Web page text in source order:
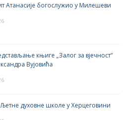
Атанасије богослужио у Милешеви
књиге „Залог за вјечност“
Вујовића
духовне школе у Херцеговини